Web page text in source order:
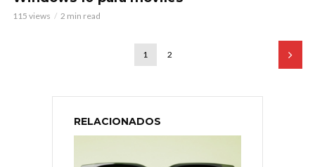
115 views 2 min read
1 2
RELACIONADOS